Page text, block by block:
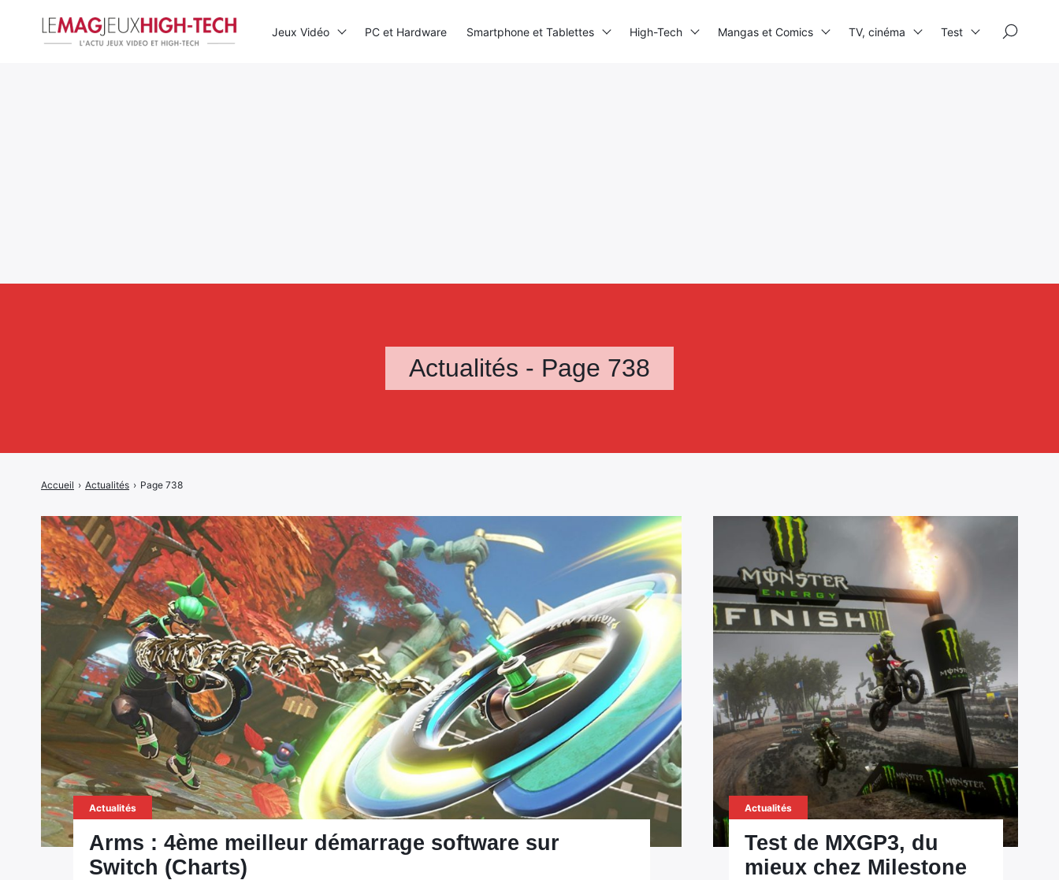
Actualités - Page 738
Accueil › Actualités › Page 738
Actualités
Arms : 4ème meilleur démarrage software sur
Switch (Charts)
Actualités
Test de MXGP3, du
mieux chez Milestone
Jeux Vidéo PC et Hardware Smartphone et Tablettes High-Tech Mangas et Comics TV, cinéma Test